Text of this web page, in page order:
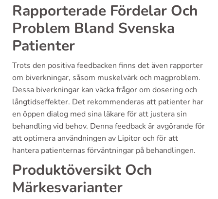
Rapporterade Fördelar Och
Problem Bland Svenska
Patienter
Trots den positiva feedbacken finns det även rapporter
om biverkningar, såsom muskelvärk och magproblem.
Dessa biverkningar kan väcka frågor om dosering och
långtidseffekter. Det rekommenderas att patienter har
en öppen dialog med sina läkare för att justera sin
behandling vid behov. Denna feedback är avgörande för
att optimera användningen av Lipitor och för att
hantera patienternas förväntningar på behandlingen.
Produktöversikt Och
Märkesvarianter